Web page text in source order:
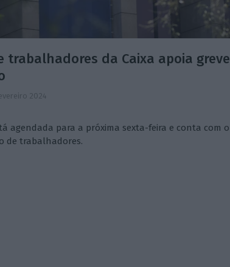
trabalhadores da Caixa apoia greve
2024
agendada para a próxima sexta-feira e conta com o
de trabalhadores.